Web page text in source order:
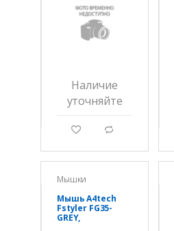
Наличие
уточняйте
g d
Мышки
Мышь A4tech
Fstyler FG35-
GREY,